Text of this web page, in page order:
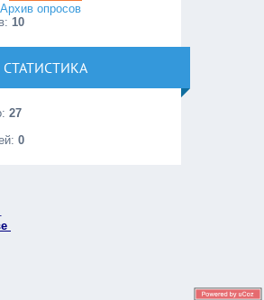
Архив опросов
10
СТАТИСТИКА
27
0